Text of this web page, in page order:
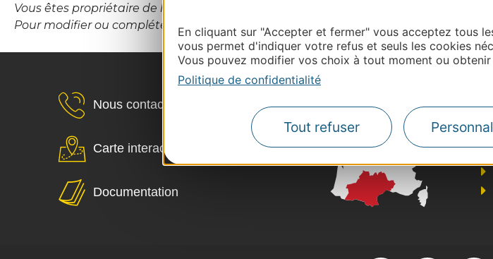
En cliquant sur "Accepter et fermer" vous acceptez tous
vous permet d'indiquer votre refus et seuls les cookies
Vous pouvez modifier vos choix à tout moment ou
Politique de confidentialité
Tout refuser
Vous êtes propriétaire de l’établissement ou le gestionnaire de cette activité?
Pour modifier ou compléter cette fiche, merci de contacter Tarn-et-Garonne
Nous contacter
Carte interactive
Documentation